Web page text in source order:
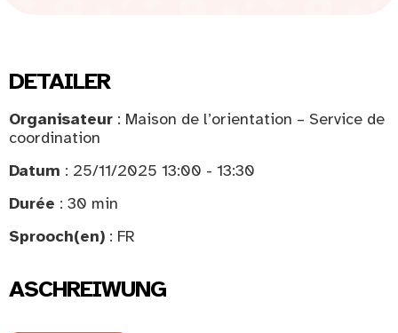
DETAILER
Organisateur : Maison de l’orientation – Service de
coordination
Datum : 25/11/2025 13:00 - 13:30
Durée : 30 min
Sprooch(en) : FR
ASCHREIWUNG